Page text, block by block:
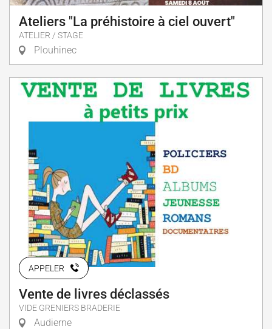
Ateliers "La préhistoire à ciel ouvert"
ATELIER / STAGE
Plouhinec
APPELER
Vente de livres déclassés
VIDE GRENIERS BRADERIE
Audierne